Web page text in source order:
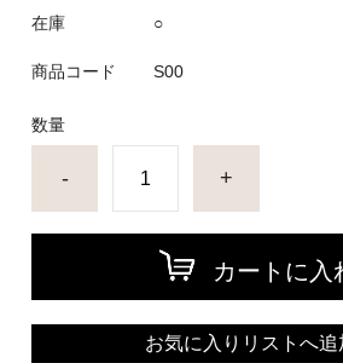
在庫 ○
商品コード S00
数量
- +
カートに入
お気に入りリストへ追